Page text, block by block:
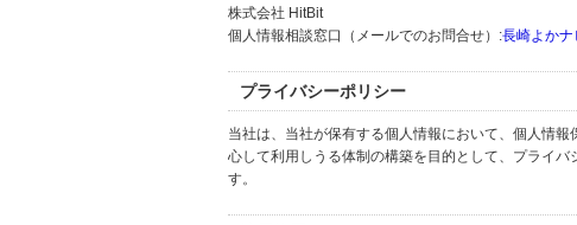
株式会社 HitBit
個人情報相談窓口（メールでのお問合せ）:長崎よかナ
プライバシーポリシー
当社は、当社が保有する個人情報において、個人情
心して利用しうる体制の構築を目的として、プライ
す。